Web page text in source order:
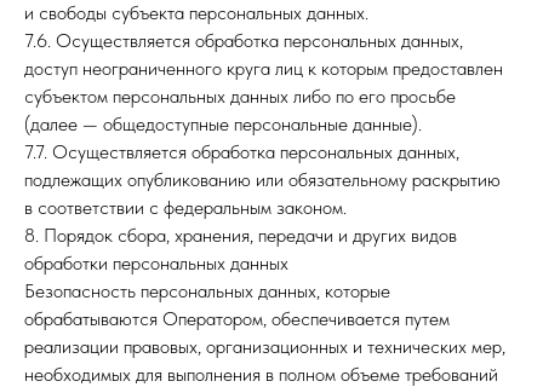
и свободы субъекта персональных данных.
7.6. Осуществляется обработка персональных данных,
доступ неограниченного круга лиц к которым предоставлен
субъектом персональных данных либо по его просьбе
(далее — общедоступные персональные данные).
7.7. Осуществляется обработка персональных данных,
подлежащих опубликованию или обязательному раскрытию
в соответствии с федеральным законом.
8. Порядок сбора, хранения, передачи и других видов
обработки персональных данных
Безопасность персональных данных, которые
обрабатываются Оператором, обеспечивается путем
реализации правовых, организационных и технических мер,
необходимых для выполнения в полном объеме требований